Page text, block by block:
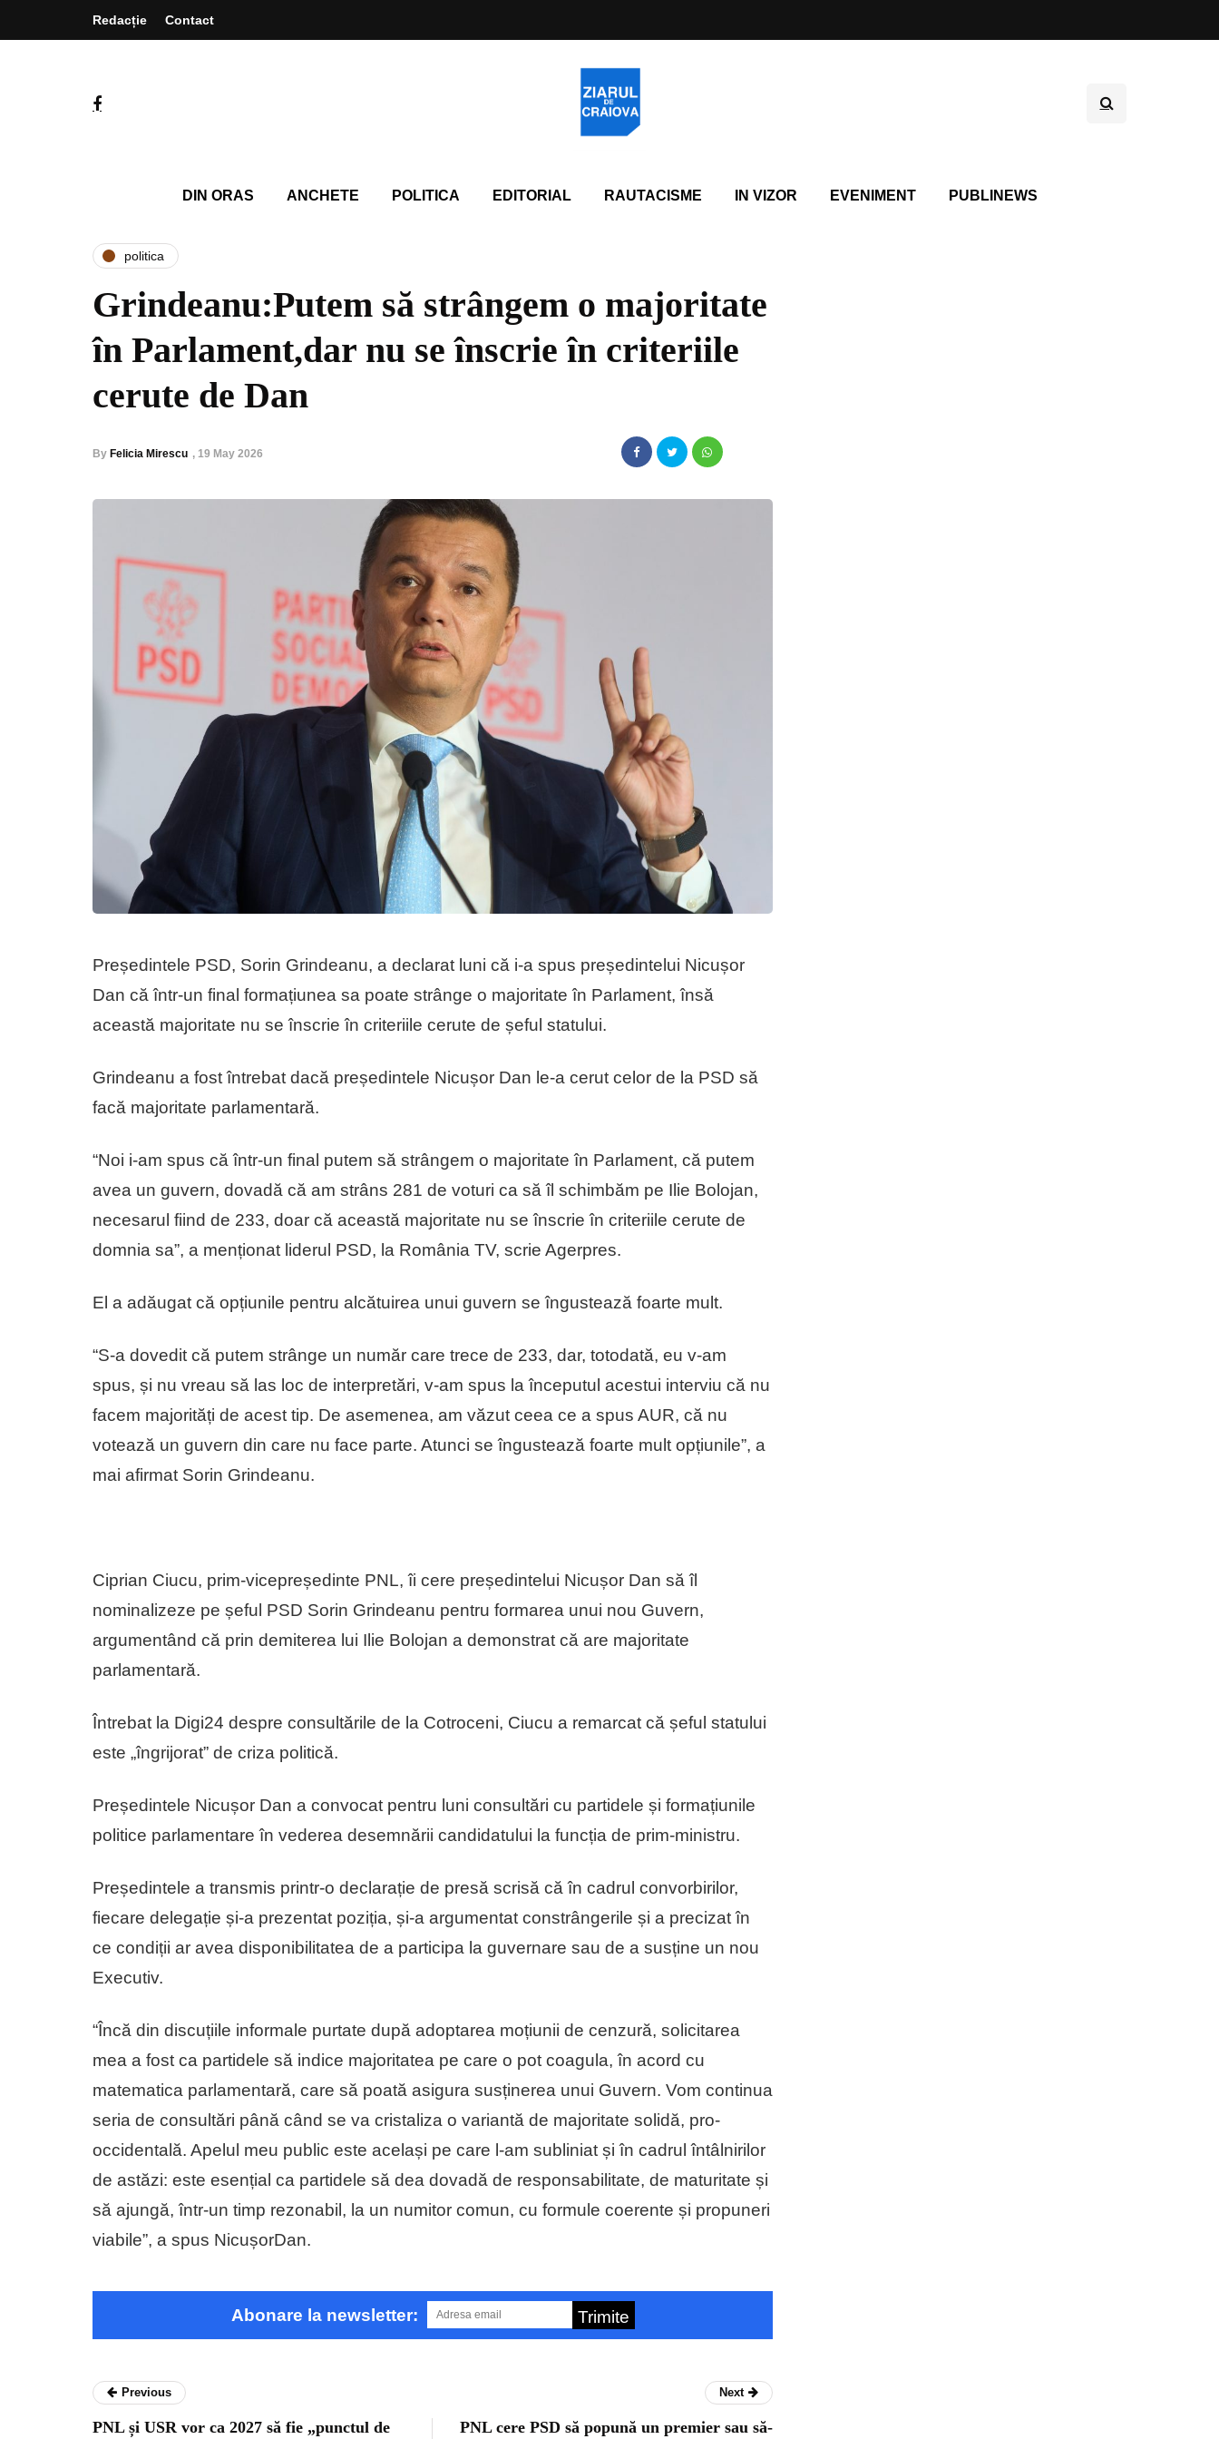
Redacție Contact
DIN ORAS ANCHETE POLITICA EDITORIAL RAUTACISME IN VIZOR EVENIMENT PUBLINEWS
politica
Grindeanu:Putem să strângem o majoritate
în Parlament,dar nu se înscrie în criteriile
cerute de Dan
By Felicia Mirescu , 19 May 2026
Președintele PSD, Sorin Grindeanu, a declarat luni că i-a spus președintelui Nicușor
Dan că într-un final formațiunea sa poate strânge o majoritate în Parlament, însă
această majoritate nu se înscrie în criteriile cerute de șeful statului.
Grindeanu a fost întrebat dacă președintele Nicușor Dan le-a cerut celor de la PSD să
facă majoritate parlamentară.
“Noi i-am spus că într-un final putem să strângem o majoritate în Parlament, că putem
avea un guvern, dovadă că am strâns 281 de voturi ca să îl schimbăm pe Ilie Bolojan,
necesarul fiind de 233, doar că această majoritate nu se înscrie în criteriile cerute de
domnia sa”, a menționat liderul PSD, la România TV, scrie Agerpres.
El a adăugat că opțiunile pentru alcătuirea unui guvern se îngustează foarte mult.
“S-a dovedit că putem strânge un număr care trece de 233, dar, totodată, eu v-am
spus, și nu vreau să las loc de interpretări, v-am spus la începutul acestui interviu că nu
facem majorități de acest tip. De asemenea, am văzut ceea ce a spus AUR, că nu
votează un guvern din care nu face parte. Atunci se îngustează foarte mult opțiunile”, a
mai afirmat Sorin Grindeanu.
Ciprian Ciucu, prim-vicepreședinte PNL, îi cere președintelui Nicușor Dan să îl
nominalizeze pe șeful PSD Sorin Grindeanu pentru formarea unui nou Guvern,
argumentând că prin demiterea lui Ilie Bolojan a demonstrat că are majoritate
parlamentară.
Întrebat la Digi24 despre consultările de la Cotroceni, Ciucu a remarcat că șeful statului
este „îngrijorat” de criza politică.
Președintele Nicușor Dan a convocat pentru luni consultări cu partidele și formațiunile
politice parlamentare în vederea desemnării candidatului la funcția de prim-ministru.
Președintele a transmis printr-o declarație de presă scrisă că în cadrul convorbirilor,
fiecare delegație și-a prezentat poziția, și-a argumentat constrângerile și a precizat în
ce condiții ar avea disponibilitatea de a participa la guvernare sau de a susține un nou
Executiv.
“Încă din discuțiile informale purtate după adoptarea moțiunii de cenzură, solicitarea
mea a fost ca partidele să indice majoritatea pe care o pot coagula, în acord cu
matematica parlamentară, care să poată asigura susținerea unui Guvern. Vom continua
seria de consultări până când se va cristaliza o variantă de majoritate solidă, pro-
occidentală. Apelul meu public este același pe care l-am subliniat și în cadrul întâlnirilor
de astăzi: este esențial ca partidele să dea dovadă de responsabilitate, de maturitate și
să ajungă, într-un timp rezonabil, la un numitor comun, cu formule coerente și propuneri
viabile”, a spus NicușorDan.
Abonare la newsletter: Trimite
Previous
PNL și USR vor ca 2027 să fie „punctul de
Next
PNL cere PSD să popună un premier sau să-